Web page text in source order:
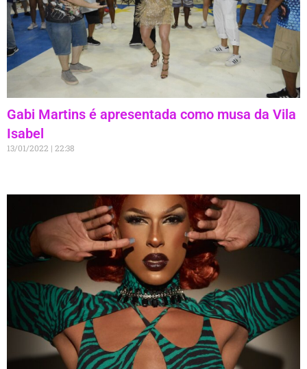
Gabi Martins é apresentada como musa da Vila
Isabel
13/01/2022 22:38